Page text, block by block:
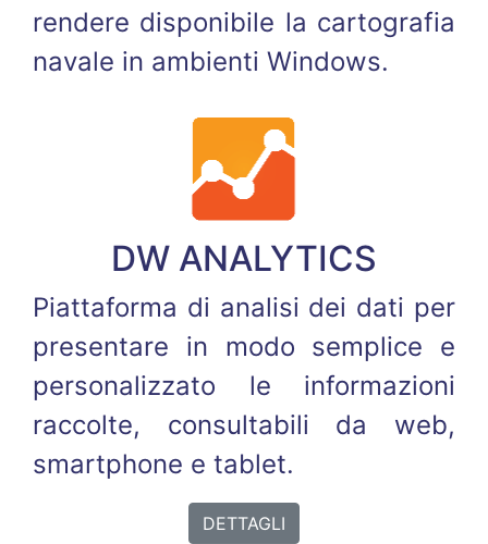
rendere disponibile la cartografia
navale in ambienti Windows.
DW ANALYTICS
Piattaforma di analisi dei dati per
presentare in modo semplice e
personalizzato le informazioni
raccolte, consultabili da web,
smartphone e tablet.
DETTAGLI